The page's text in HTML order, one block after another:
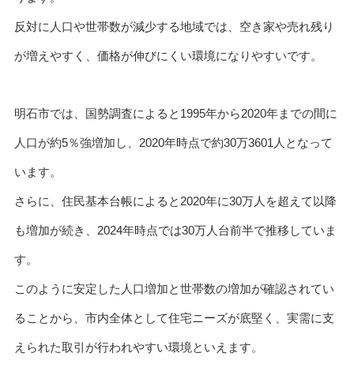
反対に人口や世帯数が減少する地域では、空き家や売れ残り
が増えやすく、価格が伸びにくい環境になりやすいです。
明石市では、国勢調査によると1995年から2020年までの間に
人口が約5％強増加し、2020年時点で約30万3601人となって
います。
さらに、住民基本台帳によると2020年に30万人を超えて以降
も増加が続き、2024年時点では30万人台前半で推移していま
す。
このように安定した人口増加と世帯数の増加が確認されてい
ることから、市内全体として住宅ニーズが底堅く、実需に支
えられた取引が行われやすい環境といえます。